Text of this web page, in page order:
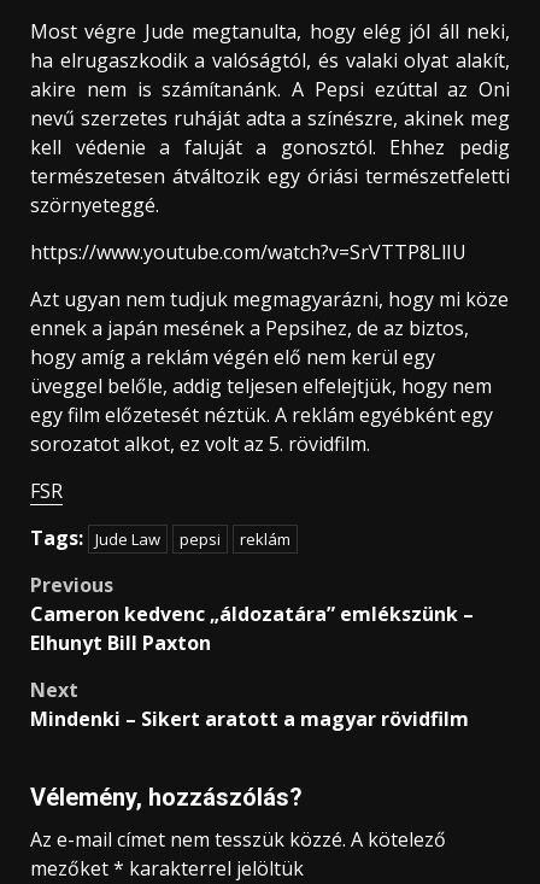
Most végre Jude megtanulta, hogy elég jól áll neki,
ha elrugaszkodik a valóságtól, és valaki olyat alakít,
akire nem is számítanánk. A Pepsi ezúttal az Oni
nevű szerzetes ruháját adta a színészre, akinek meg
kell védenie a faluját a gonosztól. Ehhez pedig
természetesen átváltozik egy óriási természetfeletti
szörnyeteggé.
https://www.youtube.com/watch?v=SrVTTP8LlIU
Azt ugyan nem tudjuk megmagyarázni, hogy mi köze
ennek a japán mesének a Pepsihez, de az biztos,
hogy amíg a reklám végén elő nem kerül egy
üveggel belőle, addig teljesen elfelejtjük, hogy nem
egy film előzetesét néztük. A reklám egyébként egy
sorozatot alkot, ez volt az 5. rövidfilm.
FSR
Tags: Jude Law pepsi reklám
Post
navigation
Previous
Cameron kedvenc „áldozatára” emlékszünk –
Elhunyt Bill Paxton
Next
Mindenki – Sikert aratott a magyar rövidfilm
Vélemény, hozzászólás?
Az e-mail címet nem tesszük közzé. A kötelező
mezőket* karakterrel jelöltük